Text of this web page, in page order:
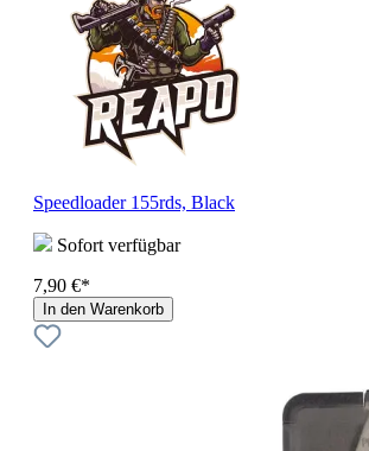
Speedloader 155rds, Black
Sofort verfügbar
7,90 €*
In den Warenkorb